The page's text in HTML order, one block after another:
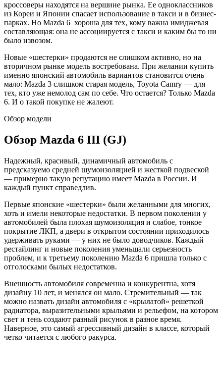
кроссоверы находятся на вершине рынка. Ее одноклассников
из Кореи и Японии спасает использование в такси и в бизнес-
парках. Но Mazda 6 хороша для тех, кому важна имиджевая
составляющая: она не ассоциируется с такси и каким бы то ни
было извозом.
Новые «шестерки» продаются не слишком активно, но на
вторичном рынке модель востребована. При желании купить
именно японский автомобиль вариантов становится очень
мало: Mazda 3 слишком старая модель, Toyota Camry — для
тех, кто уже немолод сам по себе. Что остается? Только Mazda
6. И о такой покупке не жалеют.
Обзор модели
Обзор Mazda 6 III (GJ)
Надежный, красивый, динамичный автомобиль с
предсказуемо средней шумоизоляцией и жесткой подвеской
— примерно такую репутацию имеет Mazda в России. И
каждый пункт справедлив.
Первые японские «шестерки» были желанными для многих,
хоть и имели некоторые недостатки. В первом поколении у
автомобилей была плохая шумоизоляция и слабое, тонкое
покрытие ЛКП, а двери в открытом состоянии приходилось
удерживать руками — у них не было доводчиков. Каждый
рестайлинг и новые поколения уменьшали серьезность
проблем, и к третьему поколению Mazda 6 пришла только с
отголосками былых недостатков.
Внешность автомобиля современна и конкурентна, хотя
дизайну 10 лет, и менялся он мало. Стремительный — так
можно назвать дизайн автомобиля с «крылатой» решеткой
радиатора, выразительными крыльями и рельефом, на котором
свет и тень создают разный рисунок в разное время.
Наверное, это самый агрессивный дизайн в классе, который
четко читается с любого ракурса.